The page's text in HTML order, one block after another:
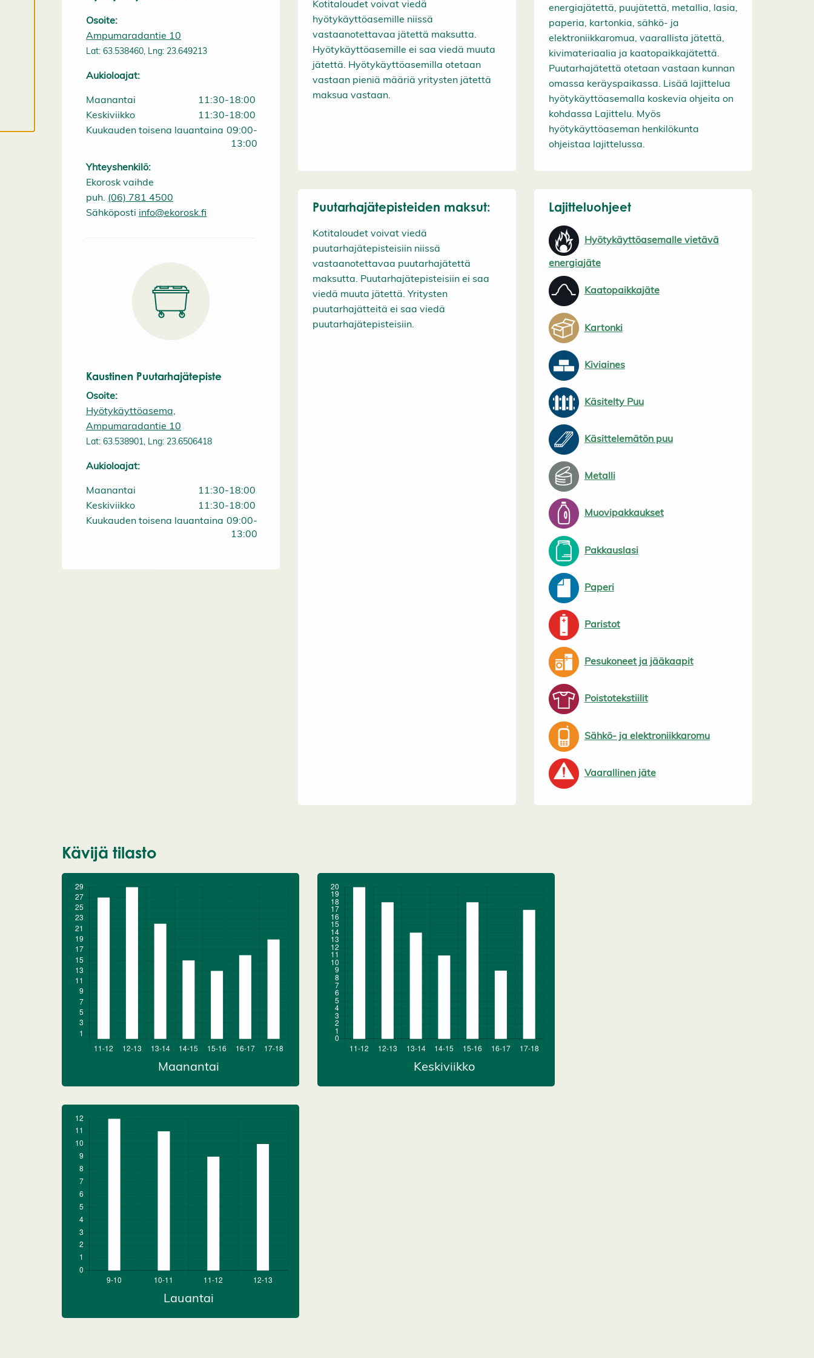
Osoite:
Ampumaradantie 10
Lat: 63.538460, Lng: 23.649213
Aukioloajat:
Maanantai
11:30-18:00
Keskiviikko
11:30-18:00
Kuukauden toisena lauantaina 09:00-
13:00
Yhteyshenkilö:
Ekorosk vaihde
puh. (06) 781 4500
Sähköposti info@ekorosk.fi
Kaustinen Puutarhajätepiste
Osoite:
Hyötykäyttöasema,
Ampumaradantie 10
Lat: 63.538901, Lng: 23.6506418
Aukioloajat:
Maanantai
11:30-18:00
Keskiviikko
11:30-18:00
Kuukauden toisena lauantaina 09:00-
13:00
Kotitaloudet voivat viedä
hyötykäyttöasemille niissä
vastaanotettavaa jätettä maksutta.
Hyötykäyttöasemille ei saa viedä muuta
jätettä. Hyötykäyttöasemilla otetaan
vastaan pieniä määriä yritysten jätettä
maksua vastaan.
energiajätettä, puujätettä, metallia, lasia,
paperia, kartonkia, sähkö- ja
elektroniikkaromua, vaarallista jätettä,
kivimateriaalia ja kaatopaikkajätettä.
Puutarhajätettä otetaan vastaan kunnan
omassa keräyspaikassa. Lisää lajittelua
hyötykäyttöasemalla koskevia ohjeita on
kohdassa Lajittelu. Myös
hyötykäyttöaseman henkilökunta
ohjeistaa lajittelussa.
Puutarhajätepisteiden maksut:
Kotitaloudet voivat viedä
puutarhajätepisteisiin niissä
vastaanotettavaa puutarhajätettä
maksutta. Puutarhajätepisteisiin ei saa
viedä muuta jätettä. Yritysten
puutarhajätteitä ei saa viedä
puutarhajätepisteisiin.
Lajitteluohjeet
Hyötykäyttöasemalle vietävä
energiajäte
Kaatopaikkajäte
Kartonki
Kiviaines
Käsitelty Puu
Käsittelemätön puu
Metalli
Muovipakkaukset
Pakkauslasi
Paperi
Paristot
Pesukoneet ja jääkaapit
Poistotekstiilit
Sähkö- ja elektroniikkaromu
Vaarallinen jäte
Kävijä tilasto